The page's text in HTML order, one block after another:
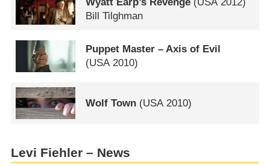
Bill Tilghman
Puppet Master – Axis of Evil
(USA2010)
Wolf Town (USA2010)
Levi Fiehler – News